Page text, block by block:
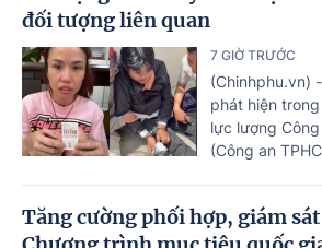
đối tượng liên quan
7 GIỜ TRƯỚC
(Chinhphu.vn)
phát hiện
lực lượng
(Công an
Tăng cường phối hợp, giám